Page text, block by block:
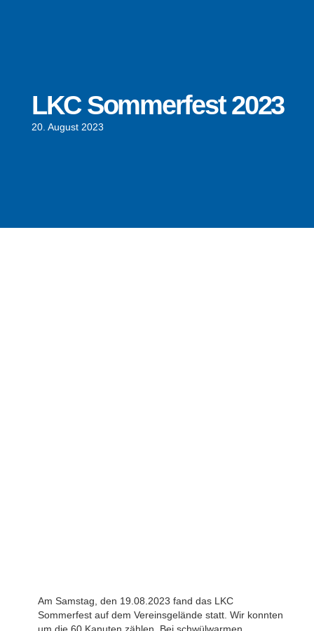
LKC Sommerfest 2023
20. August 2023
Am Samstag, den 19.08.2023 fand das LKC
Sommerfest auf dem Vereinsgelände statt. Wir konnten